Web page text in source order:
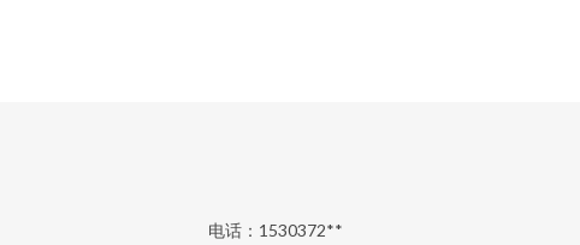
电话：1530372**